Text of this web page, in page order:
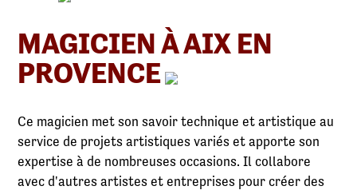
MAGICIEN À AIX EN
PROVENCE
Ce magicien met son savoir technique et artistique au
service de projets artistiques variés et apporte son
expertise à de nombreuses occasions. Il collabore
avec d'autres artistes et entreprises pour créer des